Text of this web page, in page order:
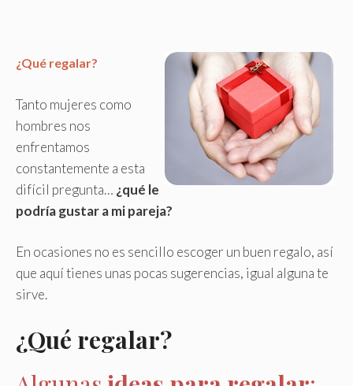
¿Qué regalar?
Tanto mujeres como
hombres nos
enfrentamos
constantemente a esta
difícil pregunta… ¿qué le
podría gustar a mi pareja?
En ocasiones no es sencillo escoger un buen regalo, así
que aquí tienes unas pocas sugerencias, igual alguna te
sirve.
¿Qué regalar?